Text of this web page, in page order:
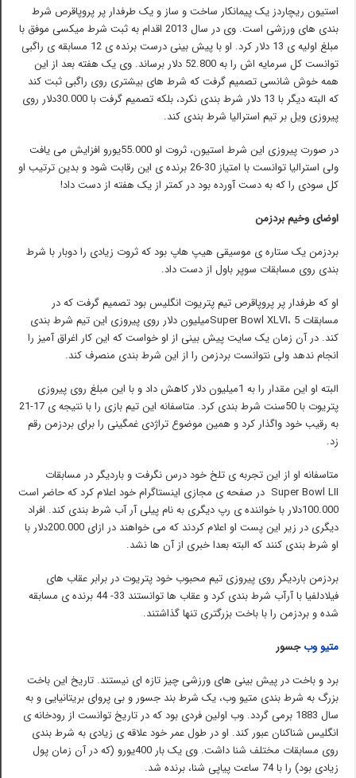
استیون ریچاردز یک پیمانکار ساخت و ساز و یک طرفدار پر پروپاقرص شرط
بندی های ورزشی است. وی در سال 2013 اقدام به ثبت شرط میکسی موفق با
مبلغ اولیه ی 13 دلار کرد. او با پیش بینی درست برنده ی 12 مسابقه ی راگبی
توانست کل سرمایه اش را به 52.800 دلار برساند. وی یک هفته بعد از این
همه خوش شانسی تصمیم گرفت که شرط های بیشتری روی راگبی ثبت کند
که البته دیگر با 13 دلار شرط بندی نکرد، بلکه تصمیم گرفت با 30.000دلار روی
پیروزی ویل بر تیم استرالیا شرط بندی کند.
در صورت پیروزی این شرط استیون، ثروت او 55.000یورو افزایش می یافت
ولی استرالیا توانست با امتیاز 30-26 برنده ی این رقابت شود و بدین ترتیب او
کل سودی را که به دست آورده بود در کمتر از یک هفته از دست داد!
اوضای وخیم بردزمن
بردزمن یک ستاره ی موسیقی هیپ هاپ بود که ثروت زیادی را دوبار با شرط
بندی روی مسابقات سوپر باول از دست داد.
او که طرفدار پر پروپاقرص تیم پتریوت انگلیس بود تصمیم گرفت که در
مسابقات Super Bowl XLVI، 5میلیون دلار روی پیروزی این تیم شرط بندی
کند. در آن زمان یک سایت پیش بینی از او خواست که این کار اغراق آمیز را
انجام ندهد ولی نتوانست بردزمن را از این شرط بندی منصرف کند.
البته او این مقدار را به 1میلیون دلار کاهش داد و با این مبلغ روی پیروزی
پتریوت با 50سنت شرط بندی کرد. متاسفانه این تیم بازی را با نتیجه ی 17-21
به رقیب خود واگذار کرد و همین موضوع تراژدی غمگینی را برای بردزمن رقم
متاسفانه او از این تجربه ی تلخ خود درس نگرفت و باردیگر در مسابقات
Super Bowl LII در صفحه ی مجازی اینستاگرام خود اعلام کرد که حاضر است
100.000دلار با خواننده ی رپ دیگری به نام پیلی آر آب شرط بندی کند. افراد
دیگری در زیر این پست او اعلام کردند که می خواهند در ازای 200.000دلار با
او شرط بندی کنند که البته بعدا خبری از آن ها نشد.
بردزمن باردیگر روی پیروزی تیم محبوب خود پتریوت در برابر عقاب های
فیلادلفیا با آرآب شرط بندی کرد و عقاب ها توانستند 33- 44 برنده ی مسابقه
شده و بردزمن را با باخت بزرگتری تنها گذاشتند.
متیو وبجسور
برد و باخت در پیش بینی های ورزشی چیز تازه ای نیستند. تاریخ این باخت
بزرگ به شرط بندی متیو وب، یک شرط بند جسور و بی پروای بریتانیایی و به
سال 1883 برمی گردد. وب اولین فردی بود که در تاریخ توانست از رودخانه ی
انگلیس شناکنان عبور کند. او در طول عمر خود علاقه ی زیادی به شرط بندی
روی مسابقات مختلف شنا داشت. وی یک بار 400یورو (که در آن زمان پول
زیادی بود) را با 74 ساعت پیاپی شنا، برنده شد.